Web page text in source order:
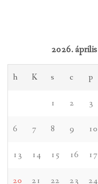
2026. április
h K s c p
1 2 3
6 7 8 9 10
13 14 15 16 17
20 21 22 23 24